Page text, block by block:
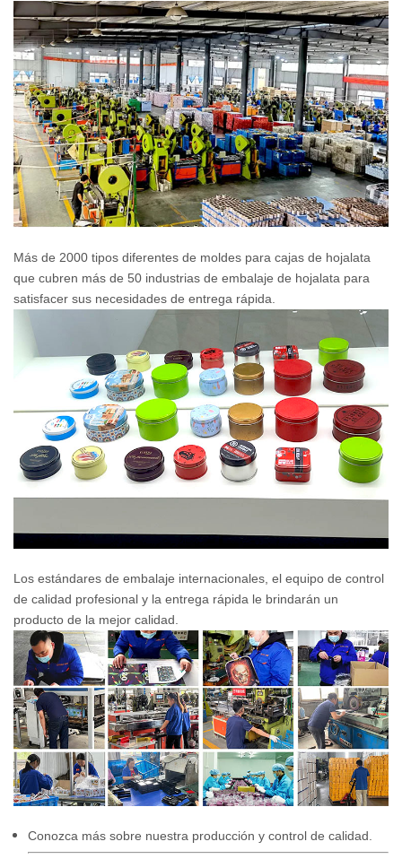
Más de 2000 tipos diferentes de moldes para cajas de hojalata
que cubren más de 50 industrias de embalaje de hojalata para
satisfacer sus necesidades de entrega rápida.
Los estándares de embalaje internacionales, el equipo de control
de calidad profesional y la entrega rápida le brindarán un
producto de la mejor calidad.
Conozca más sobre nuestra producción y control de calidad.